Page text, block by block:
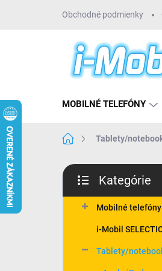
Obchodné podmienky
MOBILNÉ TELEFÓNY
DomovTablety/
B
č
kategórie
Kategórie
Mobilné telefóny
i-Mobil
Tablety/